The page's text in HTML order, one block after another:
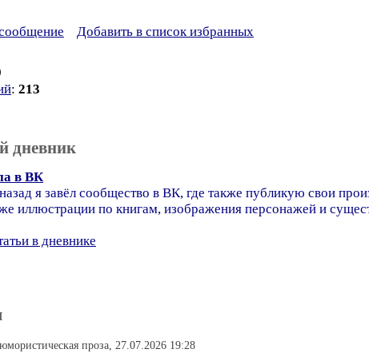
Добавить в список избранных
: 213
дневник
в ВК
я завёл сообщество в ВК, где также публикую свои
иллюстрации по книгам, изображения персонажей и
в дневнике
проза, 27.07.2026 19:28